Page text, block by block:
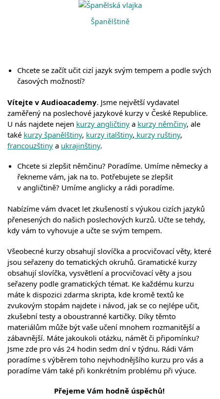
Španělštině
Chcete se začít učit cizí jazyk svým tempem a podle svých
časových možností?
Vítejte v Audioacademy. Jsme největší vydavatel
zaměřený na poslechové jazykové kurzy v České Republice.
U nás najdete nejen kurzy angličtiny a kurzy němčiny, ale
také kurzy španělštiny, kurzy italštiny, kurzy ruštiny,
francouzštiny a ukrajinštiny.
Chcete si zlepšit němčinu? Poradíme. Umíme německy a
řekneme vám, jak na to. Potřebujete se zlepšit
v angličtině? Umíme anglicky a rádi poradíme.
Nabízíme vám dvacet let zkušeností s výukou cizích jazyků
přenesených do našich poslechových kurzů. Učte se tehdy,
kdy vám to vyhovuje a učte se svým tempem.
Všeobecné kurzy obsahují slovíčka a procvičovací věty, které
jsou seřazeny do tematických okruhů. Gramatické kurzy
obsahují slovíčka, vysvětlení a procvičovací věty a jsou
seřazeny podle gramatických témat. Ke každému kurzu
máte k dispozici zdarma skripta, kde kromě textů ke
zvukovým stopám najdete i návod, jak se co nejlépe učit,
zkušební testy a oboustranné kartičky. Díky těmto
materiálům může být vaše učení mnohem rozmanitější a
zábavnější. Máte jakoukoli otázku, námět či připomínku?
Jsme zde pro vás 24 hodin sedm dní v týdnu. Rádi Vám
poradíme s výběrem toho nejvhodnějšího kurzu pro vás a
poradíme Vám také při konkrétním problému při výuce.
Přejeme Vám hodně úspěchů!